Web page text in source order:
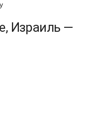
Израиль —